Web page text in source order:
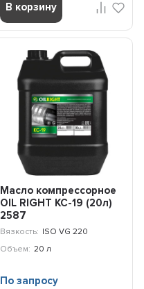
В корзину
Масло компрессорное
OIL RIGHT КС-19 (20л)
2587
Вязкость: ISO VG 220
Объем: 20 л
По запросу